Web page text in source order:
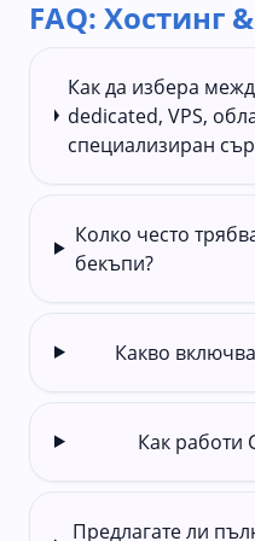
FAQ: Хостинг
Как да избера
dedicated, VPS,
специализиран
Колко често
бекъпи?
Какво
Как работи
Предлагате ли